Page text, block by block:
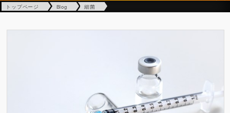
トップページ Blog 細菌